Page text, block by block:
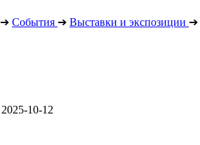
➔ События ➔ Выставки и экспозиции ➔
2025-10-12